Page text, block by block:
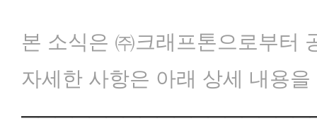
본 소식은 ㈜크래프톤으로부터
자세한 사항은 아래 상세 내용